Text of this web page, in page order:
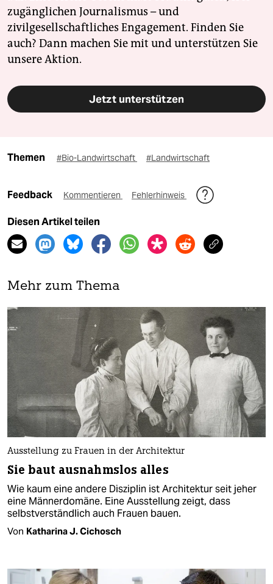
zugänglichen Journalismus – und
zivilgesellschaftliches Engagement. Finden Sie
auch? Dann machen Sie mit und unterstützen Sie
unsere Aktion.
Jetzt unterstützen
Themen #Bio-Landwirtschaft #Landwirtschaft
Feedback Kommentieren Fehlerhinweis
Diesen Artikel teilen
Mehr zum Thema
Ausstellung zu Frauen in der Architektur
Sie baut ausnahmslos alles
Wie kaum eine andere Disziplin ist Architektur seit jeher
eine Männerdomäne. Eine Ausstellung zeigt, dass
selbstverständlich auch Frauen bauen.
Von Katharina J. Cichosch